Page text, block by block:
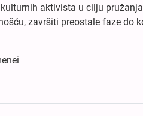
aktivista u cilju
završiti preostale faze do